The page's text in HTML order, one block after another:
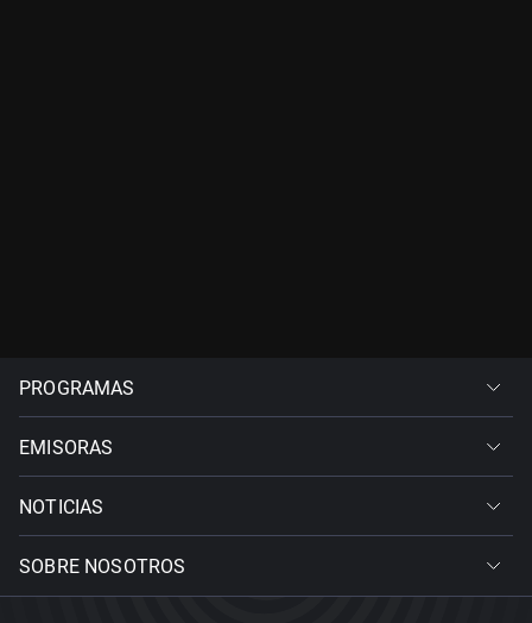
PROGRAMAS
EMISORAS
NOTICIAS
SOBRE NOSOTROS